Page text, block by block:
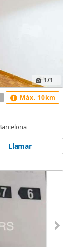
1/1
Llamar
Máx. 10km